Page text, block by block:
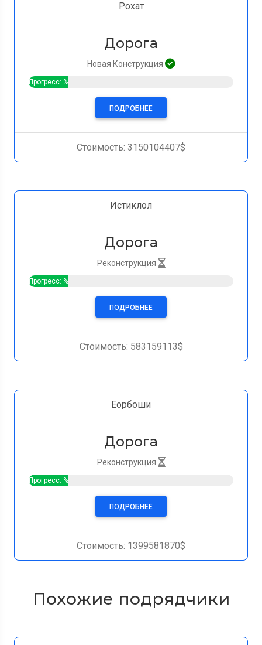
Рохат
Дорога
Новая Конструкция
Прогресс: %
ПОДРОБНЕЕ
Стоимость: 3150104407$
Истиклол
Дорога
Реконструкция
Прогресс: %
ПОДРОБНЕЕ
Стоимость: 583159113$
Еорбоши
Дорога
Реконструкция
Прогресс: %
ПОДРОБНЕЕ
Стоимость: 1399581870$
Похожие подрядчики